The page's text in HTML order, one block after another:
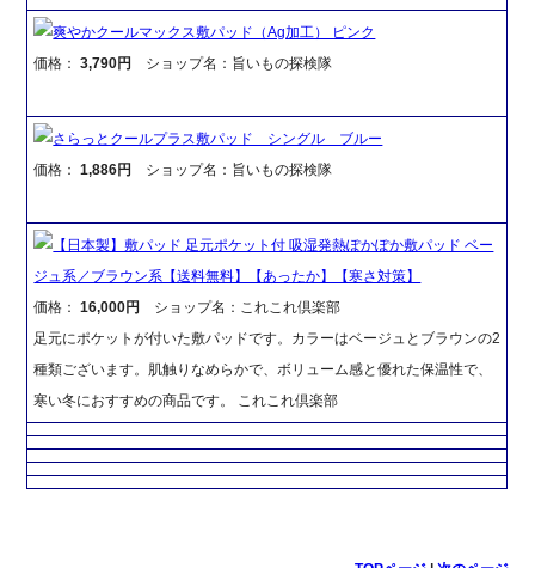
爽やかクールマックス敷パッド（Ag加工） ピンク
価格：3,790円 ショップ名：旨いもの探検隊
さらっとクールプラス敷パッド シングル ブルー
価格：1,886円 ショップ名：旨いもの探検隊
【日本製】敷パッド 足元ポケット付 吸湿発熱ぽかぽか敷パッド ベー
ジュ系／ブラウン系【送料無料】【あったか】【寒さ対策】
価格：16,000円
ショップ名：これこれ倶楽部
足元にポケットが付いた敷パッドです。カラーはベージュとブラウンの2
種類ございます。肌触りなめらかで、ボリューム感と優れた保温性で、
寒い冬におすすめの商品です。 これこれ倶楽部